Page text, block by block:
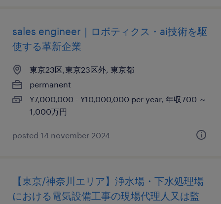
sales engineer｜ロボティクス・ai技術を駆
使する革新企業
東京23区,東京23区外, 東京都
permanent
¥7,000,000 - ¥10,000,000 per year, 年収700 ～
1,000万円
posted 14 november 2024
【東京/神奈川エリア】浄水場・下水処理場
における電気設備工事の現場代理人又は監